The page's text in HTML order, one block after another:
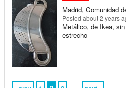
Madrid, Comunidad
Posted about 2 years
Metálico, de Ikea,
estrecho